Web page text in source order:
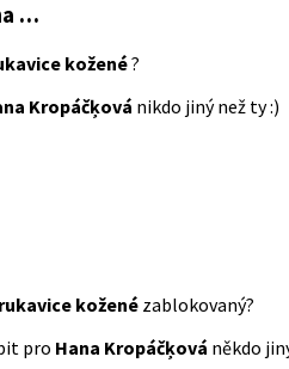
…
kožené?
Kropáčķová nikdo jiný než ty :)
kožené zablokovaný?
pro Hana Kropáčķová někdo